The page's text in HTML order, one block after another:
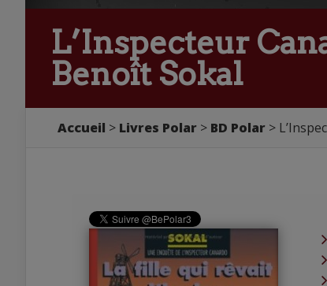
L’Inspecteur
Benoît Sokal
Accueil Livres Polar BD Polar